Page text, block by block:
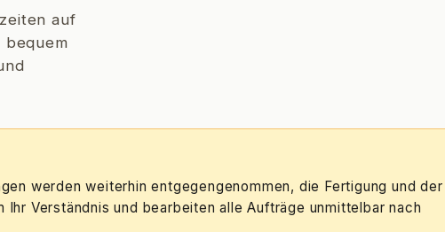
auf
bequem
werden weiterhin entgegengenommen, die Fertigung und der
Verständnis und bearbeiten alle Aufträge unmittelbar nach